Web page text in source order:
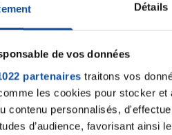
Détails
de vos données
partenaires traitons vos
les cookies pour stocker
contenu personnalisés,
d’audience, favorisant ainsi
ou lancer une
Se connecter